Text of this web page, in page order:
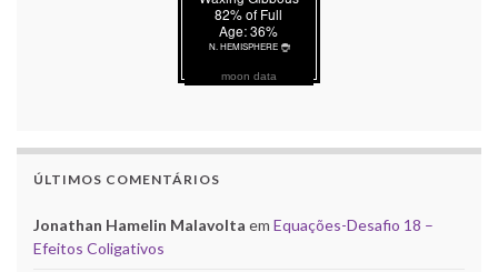
moon data
ÚLTIMOS COMENTÁRIOS
Jonathan Hamelin Malavolta em Equações-Desafio 18 –
Efeitos Coligativos